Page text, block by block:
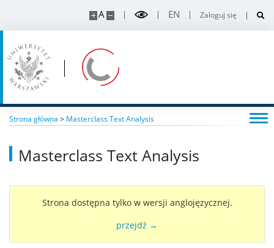
A EN Zaloguj się
Publikacje
Konkursy
Rekrutacje
Kontakt
Strona główna > Masterclass Text Analysis
Masterclass Text Analysis
Strona dostępna tylko w wersji anglojęzycznej.
przejdź →